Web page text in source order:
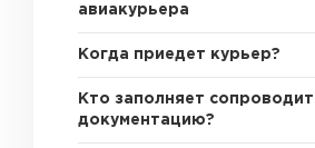
авиакурьера
Когда приедет курьер?
Кто заполняет
документацию?